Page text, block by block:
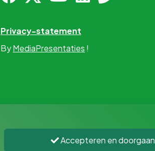
Privacy-statement
ByMediaPresentaties !
Accepteren en doorgaan